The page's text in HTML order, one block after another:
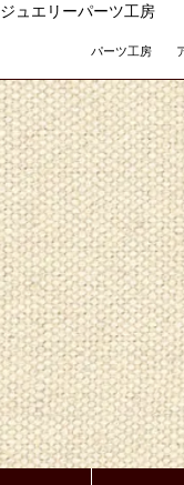
ジュエリーパーツ工房
パーツ工房 ア